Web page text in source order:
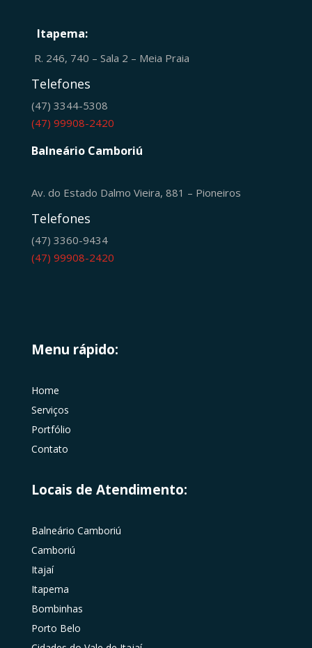
Itapema:
R. 246, 740 – Sala 2 – Meia Praia
Telefones
(47) 3344-5308
(47) 99908-2420
Balneário Camboriú
Av. do Estado Dalmo Vieira, 881 – Pioneiros
Telefones
(47) 3360-9434
(47) 99908-2420
Menu rápido:
Home
Serviços
Portfólio
Contato
Locais de Atendimento:
Balneário Camboriú
Camboriú
Itajaí
Itapema
Bombinhas
Porto Belo